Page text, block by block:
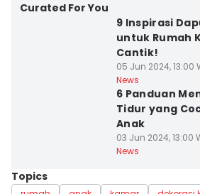
Curated For You
9 Inspirasi
untuk Rumah
Cantik!
05 Jun 2024, 13:00
News
6 Panduan
Tidur yang
Anak
03 Jun 2024, 13:00
News
Topics